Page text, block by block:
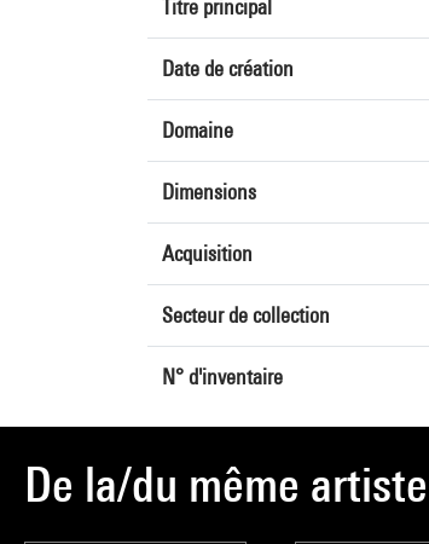
Titre principal
Date de création
Domaine
Dimensions
Acquisition
Secteur de collection
N° d'inventaire
De la/du même artiste